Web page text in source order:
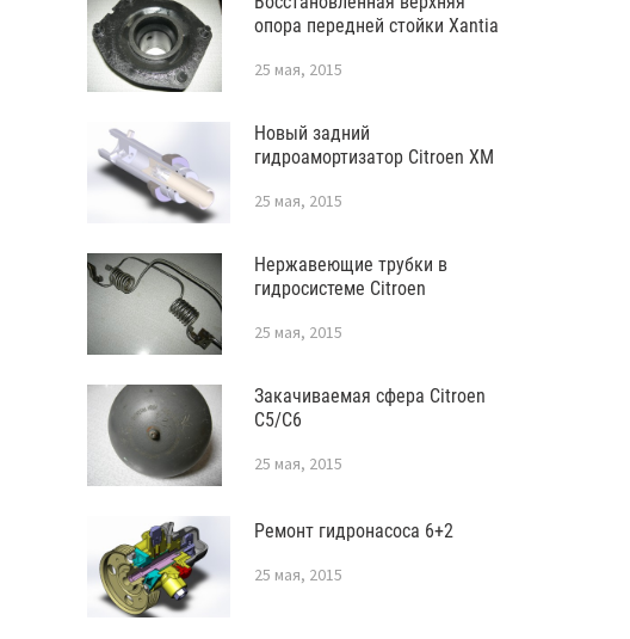
опора передней стойки Xantia
25 мая, 2015
Новый задний
гидроамортизатор Citroen XM
25 мая, 2015
Нержавеющие трубки в
гидросистеме Citroen
25 мая, 2015
Закачиваемая сфера Citroen
C5/C6
25 мая, 2015
Ремонт гидронасоса 6+2
25 мая, 2015